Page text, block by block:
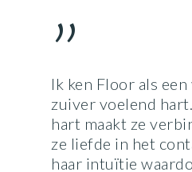
”
Ik ken Floor als
zuiver voelend
hart maakt ze
ze liefde in het
haar intuïtie